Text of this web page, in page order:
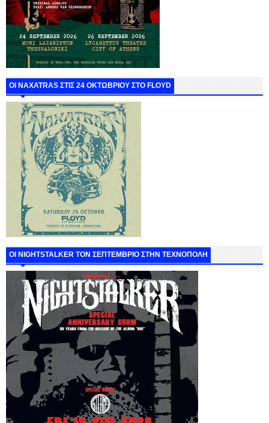
ΟΙ NAXATRAS ΣΤΙΣ 24 ΟΚΤΩΒΡΙΟΥ ΣΤΟ FLOYD
ΟΙ NIGHTSTALKER ΤΟΝ ΣΕΠΤΕΜΒΡΙΟ ΣΤΗΝ ΤΕΧΝΟΠΟΛΗ